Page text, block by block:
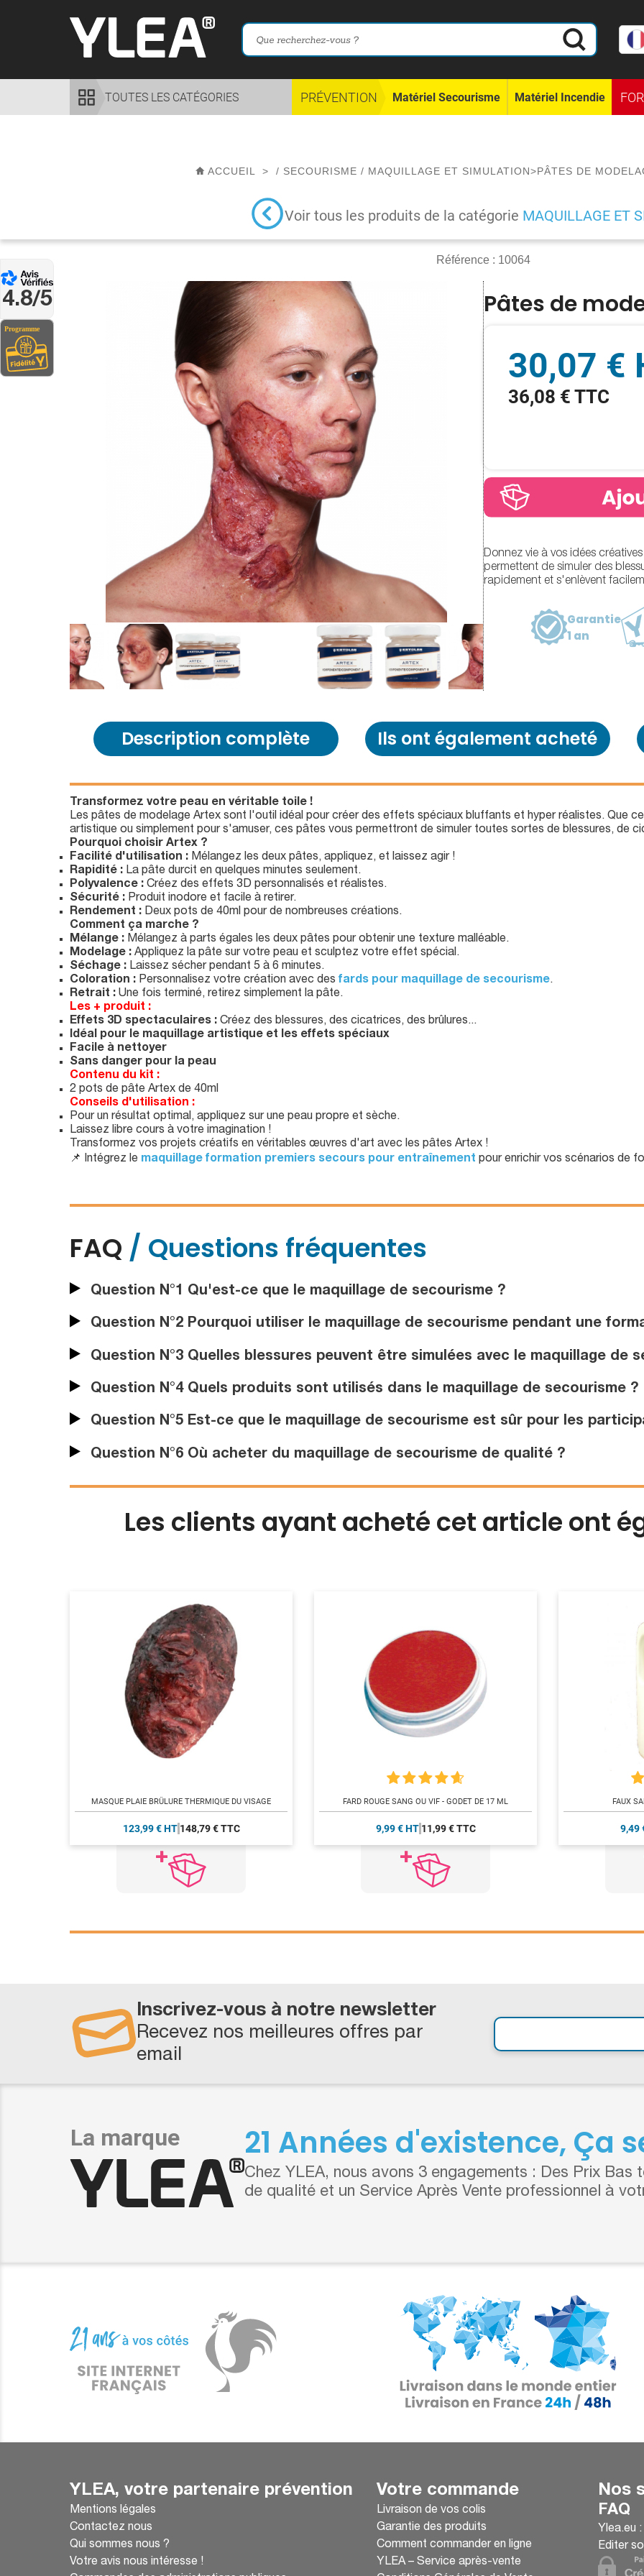
4.8/5
TOUTES LES CATÉGORIES PRÉVENTION Matériel Secourisme Matériel Incendie
ACCUEIL > / SECOURISME / MAQUILLAGE ET SIMULATION>PÂTES DE
Voir tous les produits de la catégorie MAQUILLAGE ET
Référence : 10064
Pâtes de
30,07 €
36,08 € TTC
Donnez vie à vos idées
permettent de simuler des
rapidement et s'enlèvent
Garantie
1 an
Description complète Ils ont également acheté
Transformez votre peau en véritable toile !
Les pâtes de modelage Artex sont l'outil idéal pour créer des effets spéciaux bluffants et hyper réalistes. Que
artistique ou simplement pour s'amuser, ces pâtes vous permettront de simuler toutes sortes de blessures, de
Pourquoi choisir Artex ?
Facilité d'utilisation : Mélangez les deux pâtes, appliquez, et laissez agir !
Rapidité : La pâte durcit en quelques minutes seulement.
Polyvalence : Créez des effets 3D personnalisés et réalistes.
Sécurité : Produit inodore et facile à retirer.
Rendement : Deux pots de 40ml pour de nombreuses créations.
Comment ça marche ?
Mélange : Mélangez à parts égales les deux pâtes pour obtenir une texture malléable.
Modelage : Appliquez la pâte sur votre peau et sculptez votre effet spécial.
Séchage : Laissez sécher pendant 5 à 6 minutes.
Coloration : Personnalisez votre création avec des fards pour maquillage de secourisme.
Retrait : Une fois terminé, retirez simplement la pâte.
Les + produit :
Effets 3D spectaculaires : Créez des blessures, des cicatrices, des brûlures...
Idéal pour le maquillage artistique et les effets spéciaux
Facile à nettoyer
Sans danger pour la peau
Contenu du kit :
2 pots de pâte Artex de 40ml
Conseils d'utilisation :
Pour un résultat optimal, appliquez sur une peau propre et sèche.
Laissez libre cours à votre imagination !
Transformez vos projets créatifs en véritables œuvres d'art avec les pâtes Artex !
📌 Intégrez le maquillage formation premiers secours pour entraînement pour enrichir vos scénarios de
FAQ / Questions fréquentes
Question N°1 Qu'est-ce que le maquillage de secourisme ?
Question N°2 Pourquoi utiliser le maquillage de secourisme pendant une
Question N°3 Quelles blessures peuvent être simulées avec le maquillage de
Question N°4 Quels produits sont utilisés dans le maquillage de secourisme ?
Question N°5 Est-ce que le maquillage de secourisme est sûr pour les
Question N°6 Où acheter du maquillage de secourisme de qualité ?
Les clients ayant acheté cet article ont
MASQUE PLAIE BRÛLURE THERMIQUE DU VISAGE
123,99 € HT 148,79 € TTC
FARD ROUGE SANG OU VIF - GODET DE 17 ML
9,99 € HT 11,99 € TTC
FAUX
9,49
Inscrivez-vous à notre newsletter
Recevez nos meilleures offres par
email
21 Années d'existence, Ça
Chez YLEA, nous avons 3 engagements : Des Prix Bas
de qualité et un Service Après Vente professionnel à
YLEA, votre partenaire prévention
Mentions légales
Contactez nous
Qui sommes nous ?
Votre avis nous intéresse !
Votre commande
Livraison de vos colis
Garantie des produits
Comment commander en ligne
YLEA – Service après-vente
Nos
FAQ
Ylea.eu
Editer